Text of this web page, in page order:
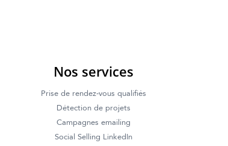
Nos services
Prise de rendez-vous qualifiés
Détection de projets
Campagnes emailing
Social Selling LinkedIn